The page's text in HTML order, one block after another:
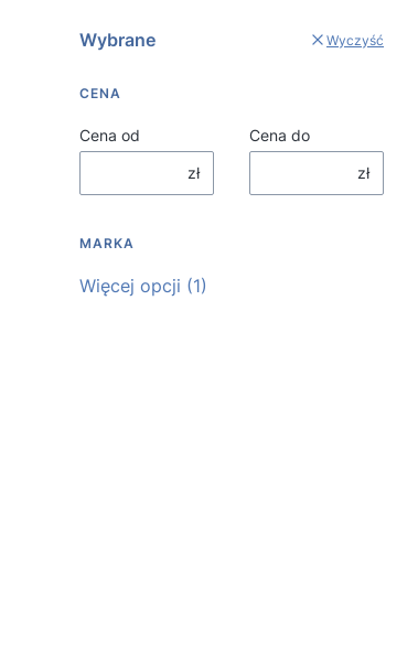
Wybrane Wyczyść
CENA
Cena od
zł
Cena do
zł
MARKA
Marka
Więcej opcji (1)